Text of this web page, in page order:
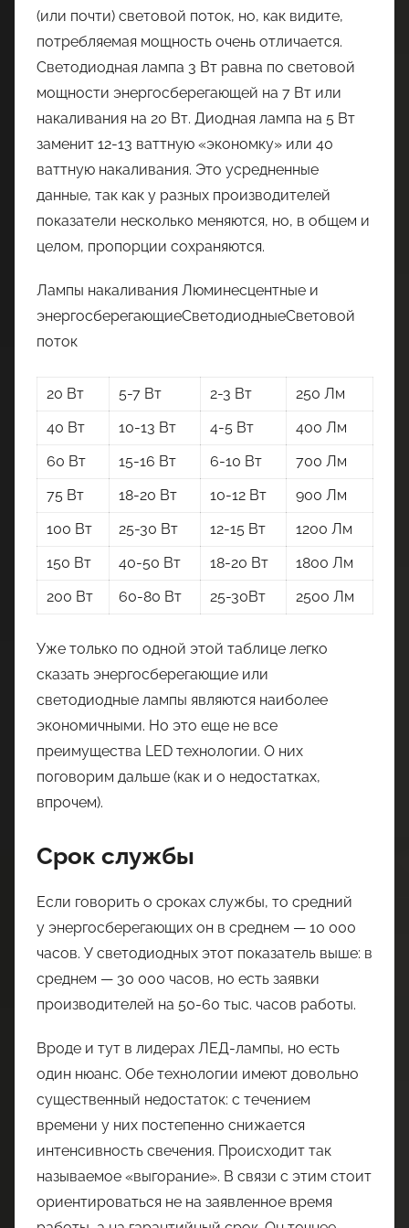
(или почти) световой поток, но, как видите,
потребляемая мощность очень отличается.
Светодиодная лампа 3 Вт равна по световой
мощности энергосберегающей на 7 Вт или
накаливания на 20 Вт. Диодная лампа на 5 Вт
заменит 12-13 ваттную «экономку» или 40
ваттную накаливания. Это усредненные
данные, так как у разных производителей
показатели несколько меняются, но, в общем и
целом, пропорции сохраняются.
Лампы накаливания Люминесцентные и
энергосберегающиеСветодиодныеСветовой
поток
20 Вт 5-7 Вт 2-3 Вт
250 Лм
40 Вт
10-13 Вт 4-5 Вт
400 Лм
60 Вт
15-16 Вт 6-10 Вт
700 Лм
75 Вт
18-20 Вт 10-12 Вт
900 Лм
100 Вт
25-30 Вт 12-15 Вт
1200 Лм
150 Вт
40-50 Вт 18-20 Вт
1800 Лм
200 Вт
60-80 Вт 25-30Вт 2500 Лм
Уже только по одной этой таблице легко
сказать энергосберегающие или
светодиодные лампы являются наиболее
экономичными. Но это еще не все
преимущества LED технологии. О них
поговорим дальше (как и о недостатках,
впрочем).
Срок службы
Если говорить о сроках службы, то средний
у энергосберегающих он в среднем — 10 000
часов. У светодиодных этот показатель выше: в
среднем — 30 000 часов, но есть заявки
производителей на 50-60 тыс. часов работы.
Вроде и тут в лидерах ЛЕД-лампы, но есть
один нюанс. Обе технологии имеют довольно
существенный недостаток: с течением
времени у них постепенно снижается
интенсивность свечения. Происходит так
называемое «выгорание». В связи с этим стоит
ориентироваться не на заявленное время